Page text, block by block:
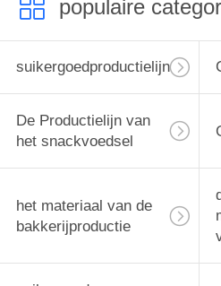
populaire
suikergoedproductielijn
De Productielijn van
het snackvoedsel
het materiaal van de
bakkerijproductie